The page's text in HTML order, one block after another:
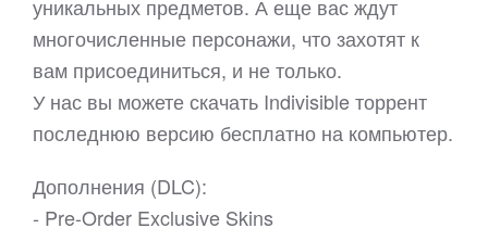
уникальных предметов. А еще вас ждут
многочисленные персонажи, что захотят к
вам присоединиться, и не только.
У нас вы можете скачать Indivisible торрент
последнюю версию бесплатно на компьютер.
Дополнения (DLC):
- Pre-Order Exclusive Skins